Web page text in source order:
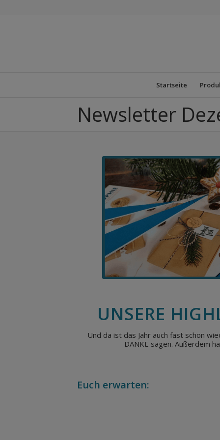
Startseite
Newsletter
UNSERE
Und da ist das Jahr auch fast schon
DANKE sagen. Außerdem
Euch erwarten: